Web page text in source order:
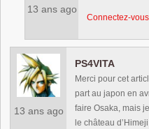
13 ans ago
Connectez-
13 ans ago
PS4VITA
Merci pour cet
part au japon en
faire Osaka, mais
le château